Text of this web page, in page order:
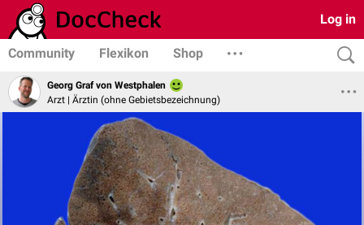
Log in
Community Flexikon Shop
Georg Graf von Westphalen
Arzt | Ärztin (ohne Gebietsbezeichnung)